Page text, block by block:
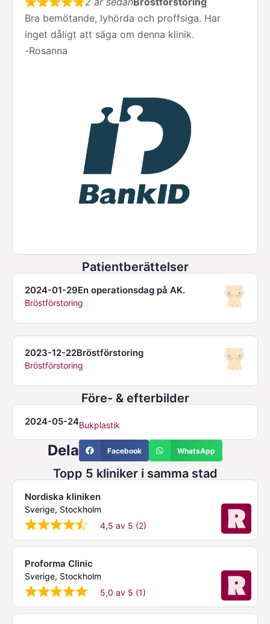
Bra bemötande, lyhörda och proffsiga. Har
inget dåligt att säga om denna klinik.
-Rosanna
Patientberättelser
2024-01-29En operationsdag på AK.
Bröstförstoring
2023-12-22Bröstförstoring
Bröstförstoring
Före- & efterbilder
2024-05-24Bukplastik
Facebook WhatsApp
Dela
Topp 5 kliniker i samma stad
Nordiska kliniken
Sverige, Stockholm
4,5 av 5 (2)
Proforma Clinic
Sverige, Stockholm
5,0 av 5 (1)